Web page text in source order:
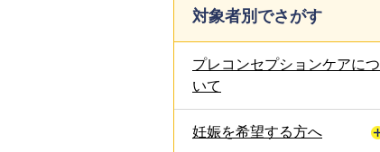
対象者別でさがす
プレコンセプションケアにつ
いて
妊娠を希望する方へ